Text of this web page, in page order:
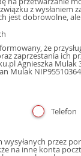
z wysłaniem
jest dobrowolne,
że
zaprzestania ich
Agnieszka Mulak
Mulak
Telefon
przez